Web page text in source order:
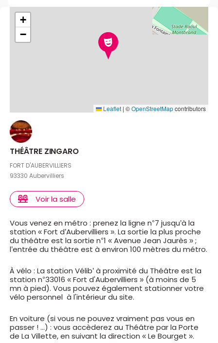
+
−
Leaflet | ©OpenStreetMapcontributors
THÉÂTRE ZINGARO
FORT D'AUBERVILLIERS
93330 Aubervilliers
Voir la salle
Vous venez en métro : prenez la ligne n°7 jusqu’à la
station « Fort d’Aubervilliers ». La sortie la plus proche
du théâtre est la sortie n°1 « Avenue Jean Jaurès » ;
l’entrée du théâtre est à environ 100 mètres du métro.
À vélo : La station Vélib’ à proximité du Théâtre est la
station n°33016 « Fort d'Aubervilliers » (à moins de 5
mn à pied). Vous pouvez également stationner votre
vélo personnel à l'intérieur du site.
En voiture (si vous ne pouvez vraiment pas vous en
passer ! ...) : vous accèderez au Théâtre par la Porte
de La Villette, en suivant la direction « Le Bourget ».